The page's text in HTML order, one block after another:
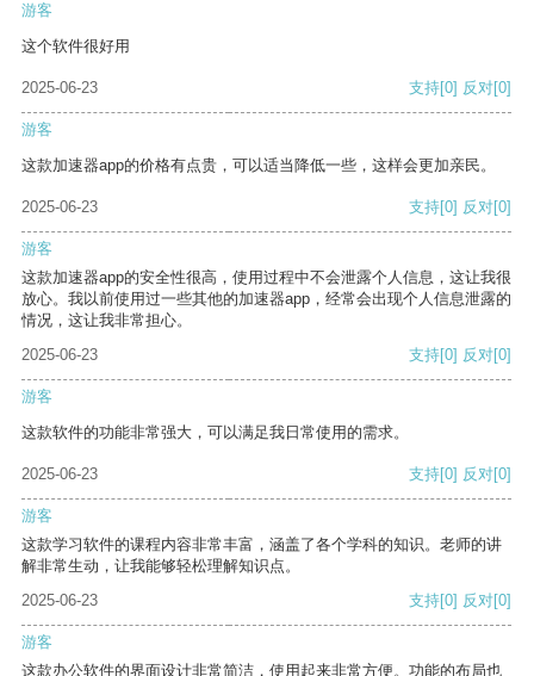
游客
这个软件很好用
2025-06-23 支持[0] 反对[0]
游客
这款加速器app的价格有点贵，可以适当降低一些，这样会更加亲民。
2025-06-23 支持[0] 反对[0]
游客
这款加速器app的安全性很高，使用过程中不会泄露个人信息，这让我很
放心。我以前使用过一些其他的加速器app，经常会出现个人信息泄露的
情况，这让我非常担心。
2025-06-23
支持[0] 反对[0]
游客
这款软件的功能非常强大，可以满足我日常使用的需求。
2025-06-23 支持[0] 反对[0]
游客
这款学习软件的课程内容非常丰富，涵盖了各个学科的知识。老师的讲
解非常生动，让我能够轻松理解知识点。
2025-06-23
支持[0] 反对[0]
游客
这款办公软件的界面设计非常简洁，使用起来非常方便。功能的布局也